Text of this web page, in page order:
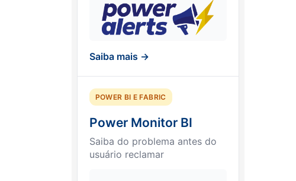
Saiba mais →
POWER BI E FABRIC
Power Monitor BI
Saiba do problema antes do
usuário reclamar